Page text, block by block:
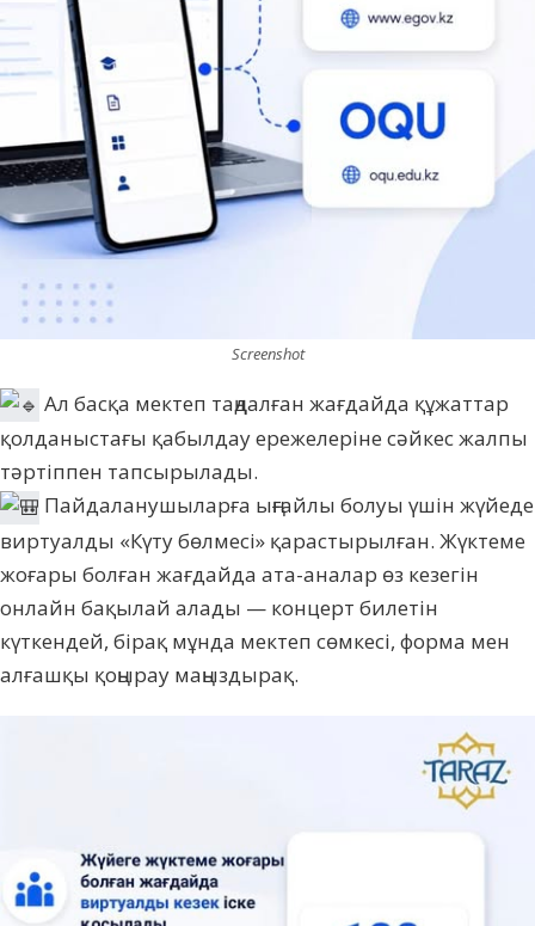
Screenshot
Ал басқа мектеп таңдалған жағдайда құжаттар
қолданыстағы қабылдау ережелеріне сәйкес жалпы
тәртіппен тапсырылады.
Пайдаланушыларға ыңғайлы болуы үшін жүйеде
виртуалды «Күту бөлмесі» қарастырылған. Жүктеме
жоғары болған жағдайда ата-аналар өз кезегін
онлайн бақылай алады — концерт билетін
күткендей, бірақ мұнда мектеп сөмкесі, форма мен
алғашқы қоңырау маңыздырақ.